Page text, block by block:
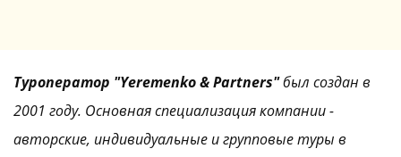
Туроператор "Yeremenko & Partners"был создан в
2001 году. Основная специализация компании -
авторские, индивидуальные и групповые туры в